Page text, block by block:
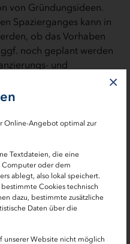
Online-Angebot optimal zur
Textdateien, die eine
Computer oder dem
ablegt, also lokal speichert.
Cookies technisch
dazu, bestimmte zusätzliche
Daten über die
unserer Website nicht möglich
×
von Gründungsideen.
Spazierganges kann in
ob das Vorhaben
noch geplant werden
und
und wie die Chancen auf
in Kiel, Zur Helling 5-6
finden Sie
.